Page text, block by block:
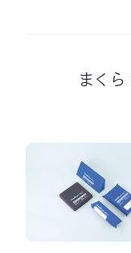
まくら